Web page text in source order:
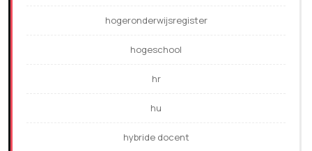
hogeronderwijsregister
hogeschool
hr
hu
hybride docent